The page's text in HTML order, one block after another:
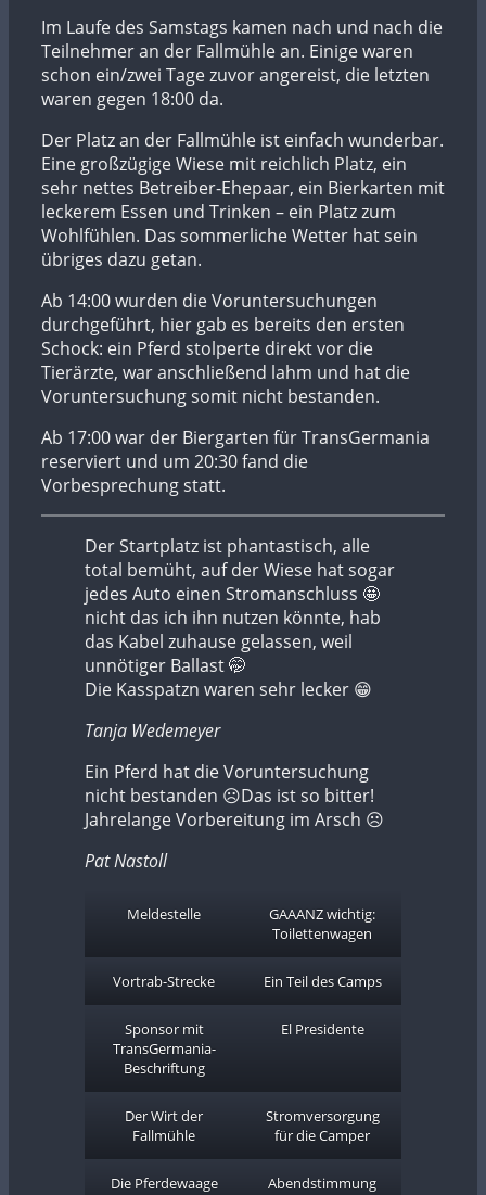
Im Laufe des Samstags kamen nach und nach die
Teilnehmer an der Fallmühle an. Einige waren
schon ein/zwei Tage zuvor angereist, die letzten
waren gegen 18:00 da.
Der Platz an der Fallmühle ist einfach wunderbar.
Eine großzügige Wiese mit reichlich Platz, ein
sehr nettes Betreiber-Ehepaar, ein Bierkarten mit
leckerem Essen und Trinken – ein Platz zum
Wohlfühlen. Das sommerliche Wetter hat sein
übriges dazu getan.
Ab 14:00 wurden die Voruntersuchungen
durchgeführt, hier gab es bereits den ersten
Schock: ein Pferd stolperte direkt vor die
Tierärzte, war anschließend lahm und hat die
Voruntersuchung somit nicht bestanden.
Ab 17:00 war der Biergarten für TransGermania
reserviert und um 20:30 fand die
Vorbesprechung statt.
Der Startplatz ist phantastisch, alle
total bemüht, auf der Wiese hat sogar
jedes Auto einen Stromanschluss 🤩
nicht das ich ihn nutzen könnte, hab
das Kabel zuhause gelassen, weil
unnötiger Ballast 🤭
Die Kasspatzn waren sehr lecker 😁
Tanja Wedemeyer
Ein Pferd hat die Voruntersuchung
nicht bestanden ☹️Das ist so bitter!
Jahrelange Vorbereitung im Arsch ☹️
Pat Nastoll
Meldestelle
GAAANZ wichtig:
Toilettenwagen
Vortrab-Strecke Ein Teil des Camps
Sponsor mit
TransGermania-
Beschriftung
El Presidente
Der Wirt der
Fallmühle
Stromversorgung
für die Camper
Die Pferdewaage
Abendstimmung